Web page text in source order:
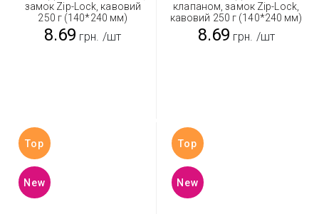
замок Zip-Lock, кавовий
250 г (140*240 мм)
8.69 грн. /шт
клапаном, замок Zip-Lock,
кавовий 250 г (140*240 мм)
8.69 грн. /шт
Top
New
Top
New